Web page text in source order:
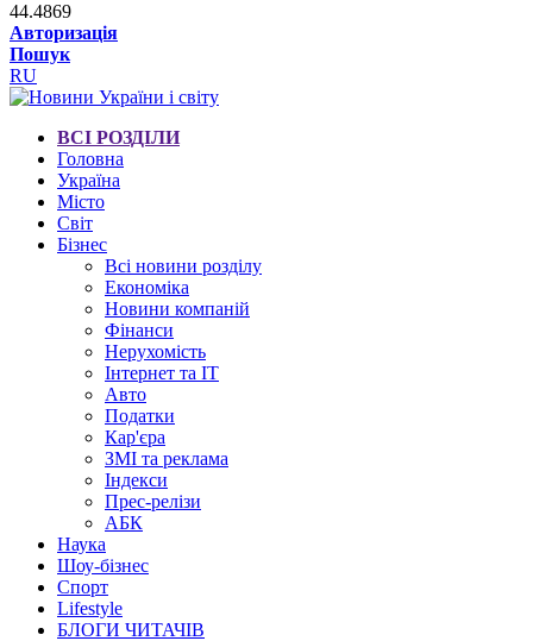
44.4869
Авторизація
Пошук
RU
ВСІ РОЗДІЛИ
Головна
Україна
Місто
Світ
Бізнес
Всі новини розділу
Економіка
Новини компаній
Фінанси
Нерухомість
Інтернет та IT
Авто
Податки
Кар'єра
ЗМІ та реклама
Індекси
Прес-релізи
АБК
Наука
Шоу-бізнес
Спорт
Lifestyle
БЛОГИ ЧИТАЧІВ